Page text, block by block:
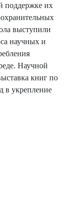
поддержке их
выступили
научных и
Научной
книг по
в укрепление